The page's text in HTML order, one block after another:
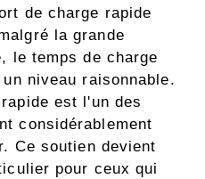
de charge rapide
la grande
le temps de charge
niveau raisonnable.
est l'un des
considérablement
Ce soutien devient
pour ceux qui